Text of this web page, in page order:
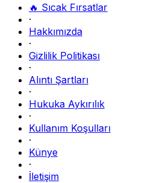
🔥 Sıcak Fırsatlar
·
Hakkımızda
·
Gizlilik Politikası
·
Alıntı Şartları
·
Hukuka Aykırılık
·
Kullanım Koşulları
·
Künye
·
İletişim